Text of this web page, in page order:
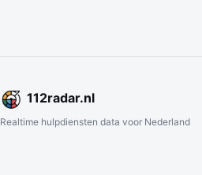
112radar.nl
Realtime hulpdiensten data voor Nederland